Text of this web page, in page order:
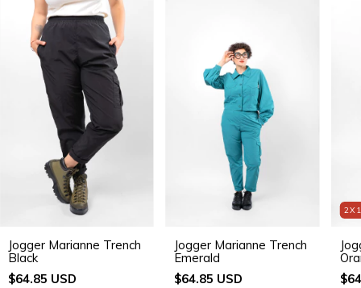
Jogger Marianne Trench
Black
$64.85 USD
Jogger Marianne Trench
Emerald
$64.85 USD